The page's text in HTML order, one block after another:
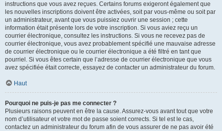
instructions que vous avez reçues. Certains forums exigeront également que
les nouvelles inscriptions doivent être activées, soit par vous-même ou soit par
un administrateur, avant que vous puissiez ouvrir une session ; cette
information était présente lors de votre inscription. Si vous aviez reçu un
courrier électronique, consultez les instructions. Si vous ne recevez pas de
courrier électronique, vous avez probablement spécifié une mauvaise adresse
de courrier électronique ou le courrier électronique a été filtré en tant que
pourriel. Si vous êtes certain que l’adresse de courrier électronique que vous
avez spécifiée était correcte, essayez de contacter un administrateur du forum.
Haut
Pourquoi ne puis-je pas me connecter ?
Plusieurs raisons peuvent en être la cause. Assurez-vous avant tout que votre
nom d’utilisateur et votre mot de passe soient corrects. Si tel est le cas,
contactez un administrateur du forum afin de vous assurer de ne pas avoir été